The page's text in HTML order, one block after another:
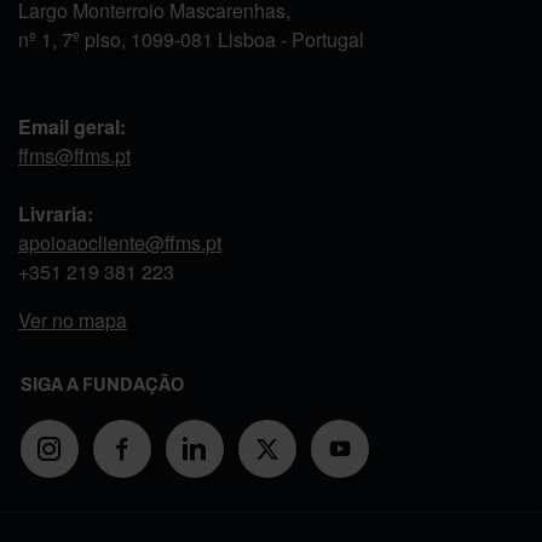
Largo Monterroio Mascarenhas,
nº 1, 7º piso, 1099-081 Lisboa - Portugal
Email geral:
ffms@ffms.pt
Livraria:
apoioaocliente@ffms.pt
+351 219 381 223
Ver no mapa
SIGA A FUNDAÇÃO